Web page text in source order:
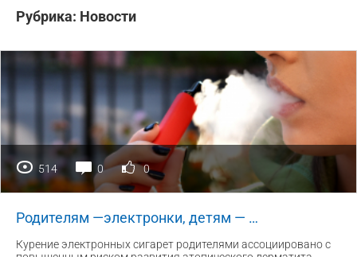
Рубрика: Новости
514 0 0
Родителям —электронки, детям — …
Курение электронных сигарет родителями ассоциировано с